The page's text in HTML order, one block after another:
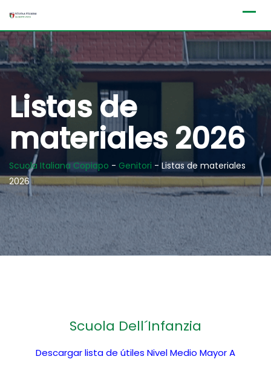
content
Listas de
materiales 2026
Scuola Italiana Copiapo - Genitori - Listas de materiales
2026
Scuola Dell´Infanzia
Descargar lista de útiles Nivel Medio Mayor A